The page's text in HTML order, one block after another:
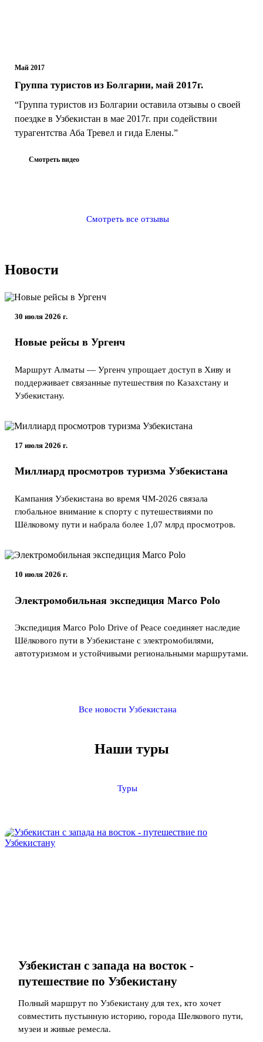
Май 2017
Группа туристов из Болгарии, май 2017г.
“Группа туристов из Болгарии оставила отзывы о своей
поездке в Узбекистан в мае 2017г. при содействии
турагентства Аба Тревел и гида Елены.”
Смотреть видео
Смотреть все отзывы
Новости
30 июля 2026 г.
Новые рейсы в Ургенч
Маршрут Алматы — Ургенч упрощает доступ в Хиву и
поддерживает связанные путешествия по Казахстану и
Узбекистану.
17 июля 2026 г.
Миллиард просмотров туризма Узбекистана
Кампания Узбекистана во время ЧМ-2026 связала
глобальное внимание к спорту с путешествиями по
Шёлковому пути и набрала более 1,07 млрд просмотров.
10 июля 2026 г.
Электромобильная экспедиция Marco Polo
Экспедиция Marco Polo Drive of Peace соединяет наследие
Шёлкового пути в Узбекистане с электромобилями,
автотуризмом и устойчивыми региональными маршрутами.
Все новости Узбекистана
Наши туры
Туры
Узбекистан с запада на восток -
путешествие по Узбекистану
Полный маршрут по Узбекистану для тех, кто хочет
совместить пустынную историю, города Шелкового пути,
музеи и живые ремесла.